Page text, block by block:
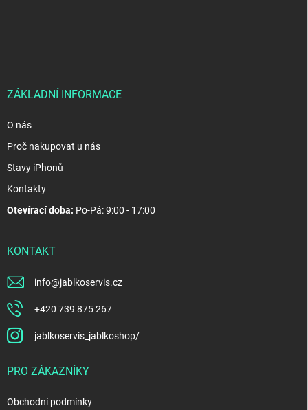
ZÁKLADNÍ INFORMACE
O nás
Proč nakupovat u nás
Stavy iPhonů
Kontakty
Otevírací doba: Po-Pá: 9:00 - 17:00
KONTAKT
info@jablkoservis.cz
+420 739 875 267
jablkoservis_jablkoshop/
PRO ZÁKAZNÍKY
Obchodní podmínky